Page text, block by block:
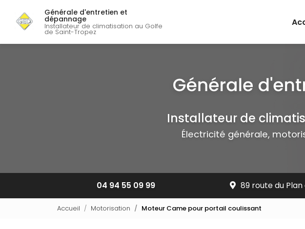
contenu
Générale d'entretien et
dépannage
Installateur de climatisation au Golfe
de Saint-Tropez
Installateur de
Électricité générale,
04 94 55 09 99 89 route du
Accueil Motorisation Moteur Came pour portail coulissant